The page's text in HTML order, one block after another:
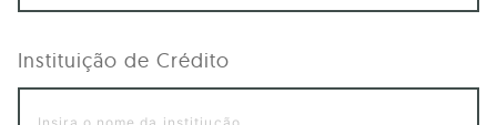
Instituição de Crédito